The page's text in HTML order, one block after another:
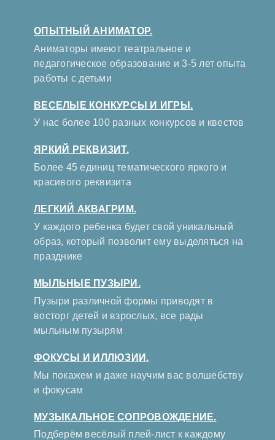
ОПЫТНЫЙ АНИМАТОР.
Аниматоры имеют театральное и
педагогическое образование и 3-5 лет опыта
работы с детьми
ВЕСЕЛЫЕ КОНКУРСЫ И ИГРЫ.
У нас более 100 разных конкурсов и квестов
ЯРКИЙ РЕКВИЗИТ.
Более 45 единиц тематического яркого и
красивого реквизита
ЛЕГКИЙ АКВАГРИМ.
У каждого ребенка будет свой уникальный
образ, который позволит ему выделяться на
празднике
МЫЛЬНЫЕ ПУЗЫРИ.
Пузыри различной формы приводят в
восторг детей и взрослых, все рады
мыльным пузырям
ФОКУСЫ И ИЛЛЮЗИИ.
Мы покажем и даже научим вас волшебству
и фокусам
МУЗЫКАЛЬНОЕ СОПРОВОЖДЕНИЕ.
Подберём весёлый плей-лист к каждому